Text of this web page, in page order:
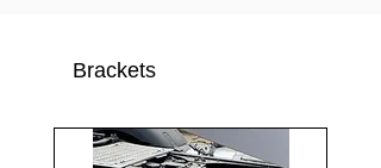
Brackets